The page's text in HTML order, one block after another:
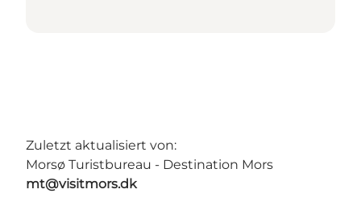
Zuletzt aktualisiert von:
Morsø Turistbureau - Destination Mors
mt@visitmors.dk